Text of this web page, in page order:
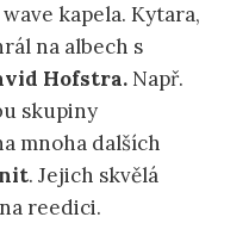
kapela. Kytara,
na albech s
Hofstra. Např.
skupiny
mnoha dalších
. Jejich skvělá
reedici.